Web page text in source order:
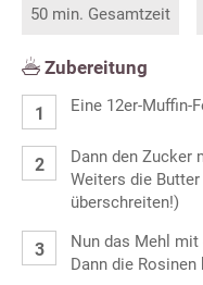
50 min. Gesamtzeit
Zubereitung
Eine 12er-Muffin-
Dann den Zucker
Weiters die
überschreiten!)
Nun das Mehl mit
Dann die